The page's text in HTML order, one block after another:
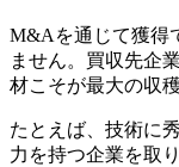
M&Aを通じて獲得
ません。買収先企
材こそが最大の収
たとえば、技術に
力を持つ企業を取